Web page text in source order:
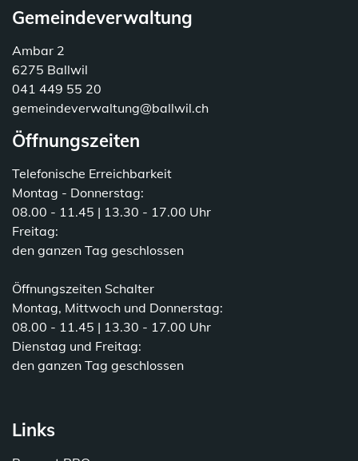
Gemeindeverwaltung
Ambar 2
6275 Ballwil
041 449 55 20
gemeindeverwaltung@ballwil.ch
Öffnungszeiten
Telefonische Erreichbarkeit
Montag - Donnerstag:
08.00 - 11.45 | 13.30 - 17.00 Uhr
Freitag:
den ganzen Tag geschlossen
Öffnungszeiten Schalter
Montag, Mittwoch und Donnerstag:
08.00 - 11.45 | 13.30 - 17.00 Uhr
Dienstag und Freitag:
den ganzen Tag geschlossen
Links